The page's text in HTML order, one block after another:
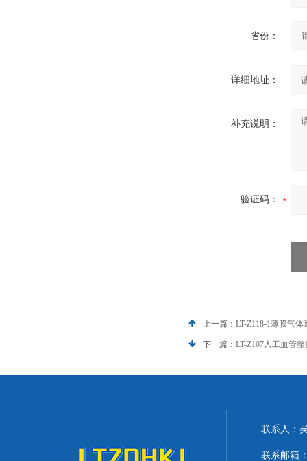
省份：
详细地址：
补充说明：
验证码：
上一篇： LT-Z118-1薄膜气
下一篇： LT-Z107人工血管
联系人：
联系邮箱